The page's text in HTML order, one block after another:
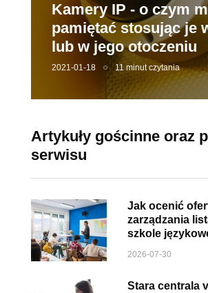
Kamery IP - o czym
pamiętać stosując je
lub w jego otoczeniu
2021-01-18 11 minut czytania
Artykuły gościnne oraz
serwisu
Jak ocenić
zarządzania
szkole
2026-07-30
Stara centrala